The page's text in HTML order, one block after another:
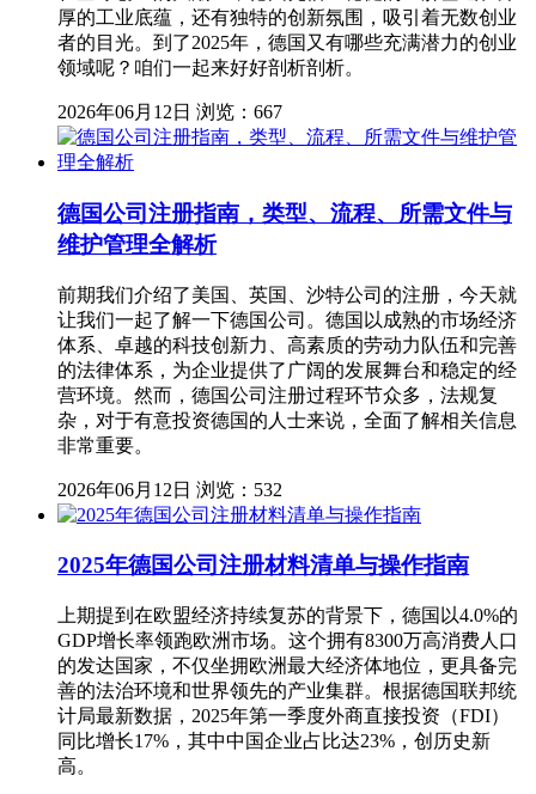
厚的工业底蕴，还有独特的创新氛围，吸引着无数创业
者的目光。到了2025年，德国又有哪些充满潜力的创业
领域呢？咱们一起来好好剖析剖析。
2026年06月12日 浏览：667
德国公司注册指南，类型、流程、所需文件与
维护管理全解析
前期我们介绍了美国、英国、沙特公司的注册，今天就
让我们一起了解一下德国公司。德国以成熟的市场经济
体系、卓越的科技创新力、高素质的劳动力队伍和完善
的法律体系，为企业提供了广阔的发展舞台和稳定的经
营环境。然而，德国公司注册过程环节众多，法规复
杂，对于有意投资德国的人士来说，全面了解相关信息
非常重要。
2026年06月12日 浏览：532
2025年德国公司注册材料清单与操作指南
上期提到在欧盟经济持续复苏的背景下，德国以4.0%的
GDP增长率领跑欧洲市场。这个拥有8300万高消费人口
的发达国家，不仅坐拥欧洲最大经济体地位，更具备完
善的法治环境和世界领先的产业集群。根据德国联邦统
计局最新数据，2025年第一季度外商直接投资（FDI）
同比增长17%，其中中国企业占比达23%，创历史新
高。